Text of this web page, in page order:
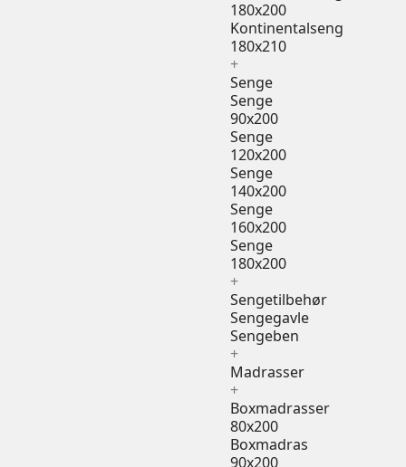
180x200
Kontinentalseng
180x210
+
Senge
Senge
90x200
Senge
120x200
Senge
140x200
Senge
160x200
Senge
180x200
+
Sengetilbehør
Sengegavle
Sengeben
+
Madrasser
+
Boxmadrasser
80x200
Boxmadras
90x200